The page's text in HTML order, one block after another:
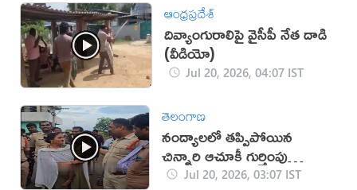
ఆంధ్రప్రదేశ్
దివ్యాంగురాలిపై వైసీపీ నేత దాడి
(వీడియో)
Jul 20, 2026, 04:07 IST
తెలంగాణ
నంద్యాలలో తప్పిపోయిన
చిన్నారి ఆచూకీ గుర్తింపు
(వీడియో)
Jul 20, 2026, 03:07 IST